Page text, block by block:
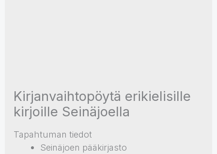
Kirjanvaihtopöytä erikielisille
kirjoille Seinäjoella
Tapahtuman tiedot
Seinäjoen pääkirjasto